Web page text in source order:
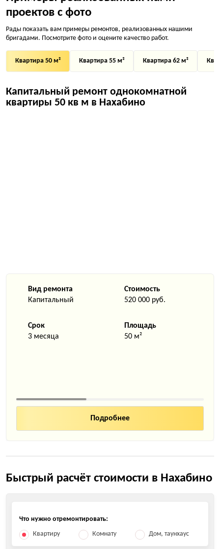
проектов с фото
Рады показать вам примеры ремонтов, реализованных нашими
бригадами. Посмотрите фото и оцените качество работ.
Квартира 50 м² Квартира 55 м² Квартира 62 м²
Капитальный ремонт однокомнатной
квартиры 50 кв м в Нахабино
Вид ремонта
Капитальный
Стоимость
520 000 руб.
Срок
3 месяца
Площадь
50 м²
Быстрый расчёт стоимости в Нахабино
Что нужно отремонтировать:
Квартиру
Комнату Дом, таунхаус